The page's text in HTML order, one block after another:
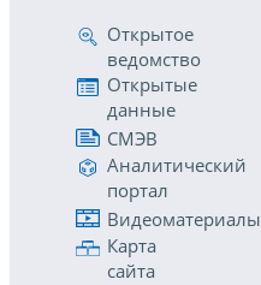
Открытое
ведомство
Открытые
данные
СМЭВ
Аналитический
портал
Видеоматериалы
Карта
сайта